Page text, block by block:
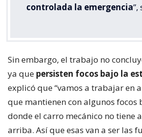
controlada la emergencia”,
Sin embargo, el trabajo no
ya que persisten focos bajo la
explicó que “vamos a trabajar en
que mantienen con algunos focos
donde el carro mecánico no tiene
arriba. Así que esas van a ser las